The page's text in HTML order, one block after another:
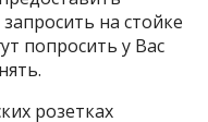
на стойке
попросить у Вас
розетках